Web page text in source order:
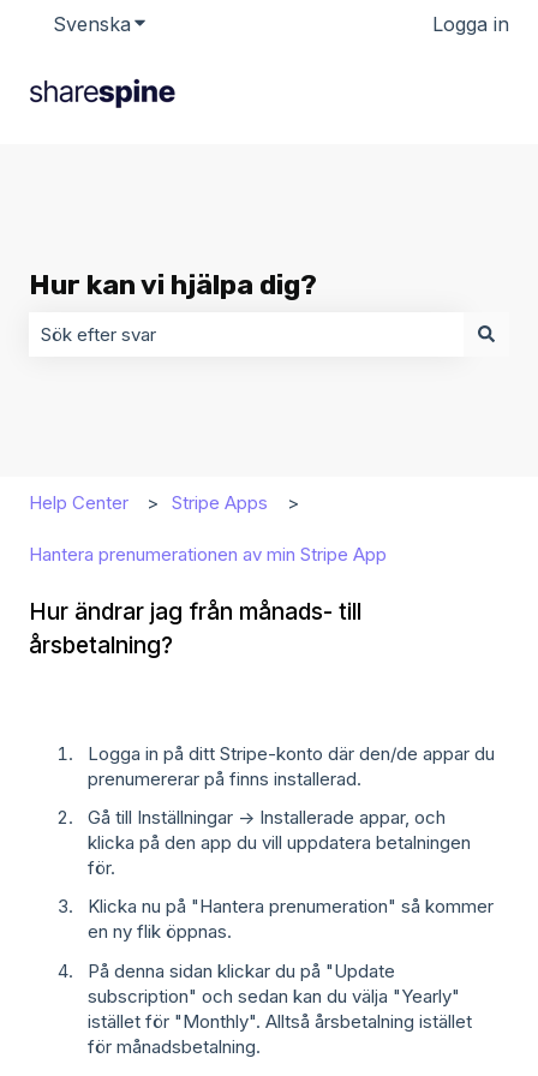
Svenska Visa undermenyer för översättningarLogga in
Hur kan vi hjälpa dig?
Help Center Stripe Apps
Hantera prenumerationen av min Stripe App
Hur ändrar jag från månads- till
årsbetalning?
Logga in på ditt Stripe-konto där den/de appar du
prenumererar på finns installerad.
Gå till Inställningar -> Installerade appar, och
klicka på den app du vill uppdatera betalningen
för.
Klicka nu på "Hantera prenumeration" så kommer
en ny flik öppnas.
På denna sidan klickar du på "Update
subscription" och sedan kan du välja "Yearly"
istället för "Monthly". Alltså årsbetalning istället
för månadsbetalning.